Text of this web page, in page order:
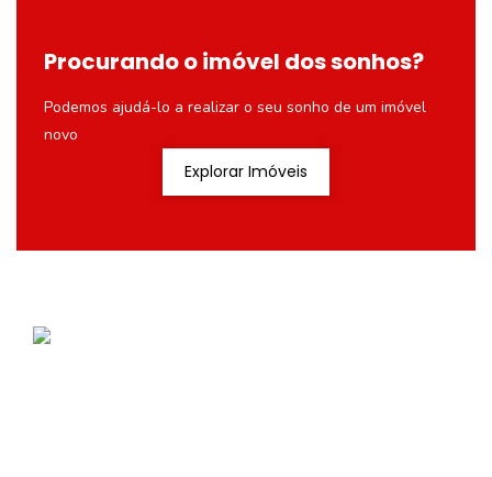
Procurando o imóvel dos sonhos?
Podemos ajudá-lo a realizar o seu sonho de um imóvel
novo
Explorar Imóveis